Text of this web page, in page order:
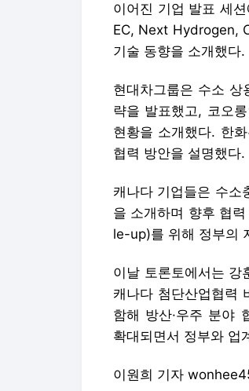
이어진 기업 발표 세
EC, Next Hydrogen,
기술 동향을 소개했다.
현대차그룹은 수소
략을 발표했고, 코오
현황을 소개했다. 한
협력 방안을 설명했다.
캐나다 기업들은 수소
을 소개하며 향후 협
le-up)를 위해 정부의
이날 토론토에서는 강
캐나다 첨단산업협력
함해 방산·우주 분야
확대되면서 정부와 업
이원희 기자